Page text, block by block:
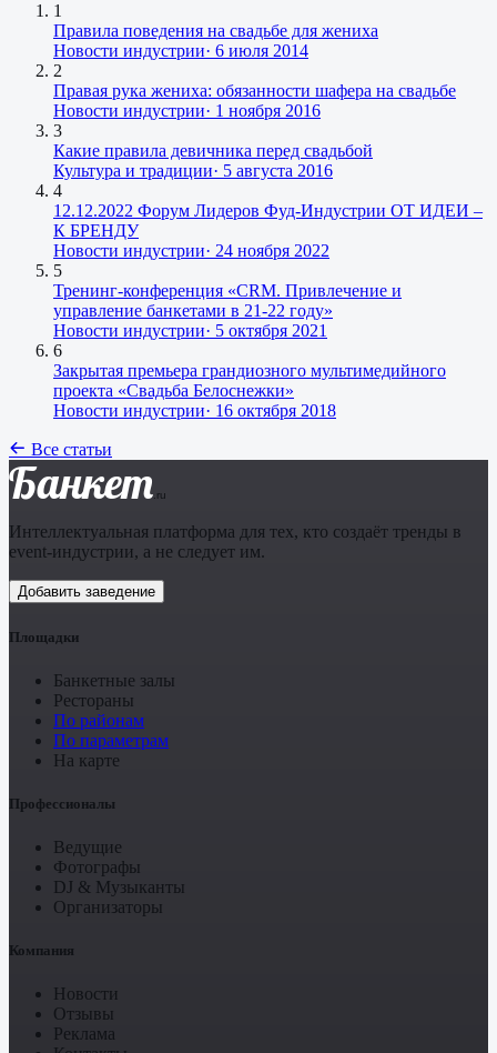
1
Правила поведения на свадьбе для жениха
Новости индустрии· 6 июля 2014
2
Правая рука жениха: обязанности шафера на свадьбе
Новости индустрии· 1 ноября 2016
3
Какие правила девичника перед свадьбой
Культура и традиции· 5 августа 2016
4
12.12.2022 Форум Лидеров Фуд-Индустрии ОТ ИДЕИ –
К БРЕНДУ
Новости индустрии· 24 ноября 2022
5
Тренинг-конференция «CRM. Привлечение и
управление банкетами в 21-22 году»
Новости индустрии· 5 октября 2021
6
Закрытая премьера грандиозного мультимедийного
проекта «Свадьба Белоснежки»
Новости индустрии· 16 октября 2018
Все статьи
Банкет.ru
Интеллектуальная платформа для тех, кто создаёт тренды в
event-индустрии, а не следует им.
Добавить заведение
Площадки
Банкетные залы
Рестораны
По районам
По параметрам
На карте
Профессионалы
Ведущие
Фотографы
DJ & Музыканты
Организаторы
Компания
Новости
Отзывы
Реклама